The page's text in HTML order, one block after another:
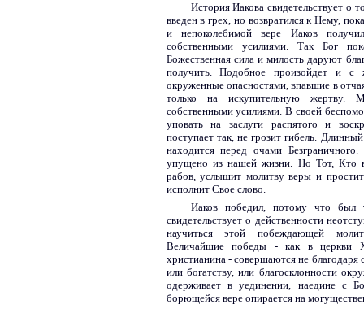
История Иакова свидетельствует о
введен в грех, но возвратился к Нему,
и непоколебимой вере Иаков
собственными усилиями. Так Бог
Божественная сила и милость даруют
получить. Подобное произойдет и
окруженные опасностями, впавшие в
только на искупительную
собственными усилиями. В своей
уповать на заслуги распятого и
поступает так, не грозит гибель.
находится перед очами
упущено из нашей жизни. Но Тот, Кто
рабов, услышит молитву веры и
исполнит Свое слово.
Иаков победил, потому что был
свидетельствует о действенности
научиться этой побеждающей
Величайшие победы - как в церкви
христианина - совершаются не благодаря
или богатству, или благосклонности
одерживает в уединении, наедине с
борющейся вере опирается на